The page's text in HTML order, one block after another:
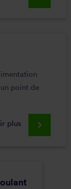
point de
plus keyboard_arrow_right